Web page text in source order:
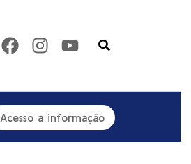
Pesquisar
Acesso a informação